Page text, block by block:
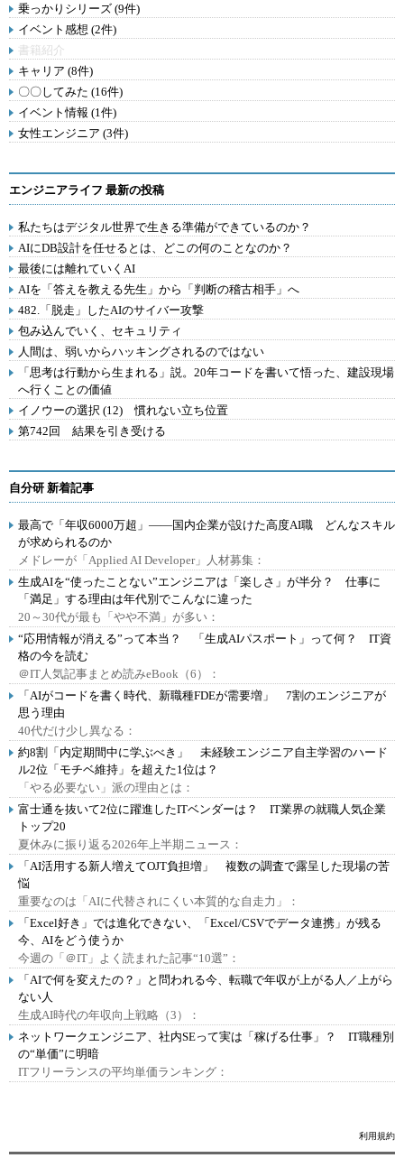
乗っかりシリーズ (9件)
イベント感想 (2件)
書籍紹介
キャリア (8件)
〇〇してみた (16件)
イベント情報 (1件)
女性エンジニア (3件)
エンジニアライフ 最新の投稿
私たちはデジタル世界で生きる準備ができているのか？
AIにDB設計を任せるとは、どこの何のことなのか？
最後には離れていくAI
AIを「答えを教える先生」から「判断の稽古相手」へ
482.「脱走」したAIのサイバー攻撃
包み込んでいく、セキュリティ
人間は、弱いからハッキングされるのではない
「思考は行動から生まれる」説。20年コードを書いて悟った、建設現場
へ行くことの価値
イノウーの選択 (12) 慣れない立ち位置
第742回 結果を引き受ける
自分研 新着記事
最高で「年収6000万超」――国内企業が設けた高度AI職 どんなスキル
が求められるのか
メドレーが「Applied AI Developer」人材募集：
生成AIを“使ったことない”エンジニアは「楽しさ」が半分？ 仕事に
「満足」する理由は年代別でこんなに違った
20～30代が最も「やや不満」が多い：
“応用情報が消える”って本当？ 「生成AIパスポート」って何？ IT資
格の今を読む
＠IT人気記事まとめ読みeBook（6）：
「AIがコードを書く時代、新職種FDEが需要増」 7割のエンジニアが
思う理由
40代だけ少し異なる：
約8割「内定期間中に学ぶべき」 未経験エンジニア自主学習のハード
ル2位「モチベ維持」を超えた1位は？
「やる必要ない」派の理由とは：
富士通を抜いて2位に躍進したITベンダーは？ IT業界の就職人気企業
トップ20
夏休みに振り返る2026年上半期ニュース：
「AI活用する新人増えてOJT負担増」 複数の調査で露呈した現場の苦
悩
重要なのは「AIに代替されにくい本質的な自走力」：
「Excel好き」では進化できない、「Excel/CSVでデータ連携」が残る
今、AIをどう使うか
今週の「＠IT」よく読まれた記事“10選”：
「AIで何を変えたの？」と問われる今、転職で年収が上がる人／上がら
ない人
生成AI時代の年収向上戦略（3）：
ネットワークエンジニア、社内SEって実は「稼げる仕事」？ IT職種別
の“単価”に明暗
ITフリーランスの平均単価ランキング：
利用規約